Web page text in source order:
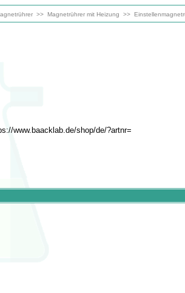
>> Magnetrührer mit Heizung >>
www.baacklab.de/shop/de/?artnr=